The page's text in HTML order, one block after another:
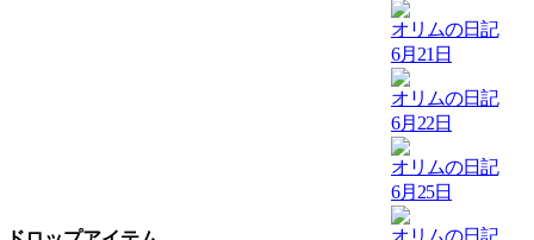
オリムの日記
6月21日
オリムの日記
6月22日
オリムの日記
6月25日